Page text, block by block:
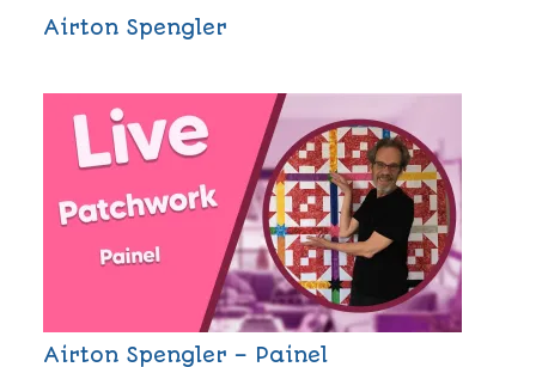
Airton Spengler
Airton Spengler – Painel